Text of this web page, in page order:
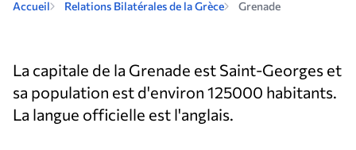
Accueil Relations Bilatérales de la Grèce Grenade
La capitale de la Grenade est Saint-Georges et
sa population est d'environ 125000 habitants.
La langue officielle est l'anglais.